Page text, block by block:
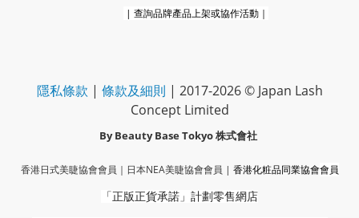
| 查詢品牌產品上架或協作活動｜
隱私條款 | 條款及細則 | 2017-2026 © Japan Lash
Concept Limited
By Beauty Base Tokyo株式會社
香港日式美睫協會會員｜ 日本NEA美睫協會會員 | 香港化粧品同業協會會員
「正版正貨承諾」 計劃零售網店